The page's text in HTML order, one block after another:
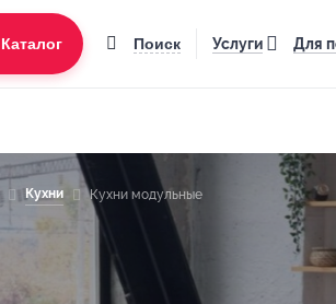
Каталог Поиск Услуги Для
Кухни Кухни модульные